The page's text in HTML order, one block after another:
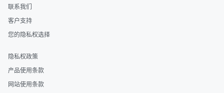
entertainment. All tours include a
knowledgeable, professional guide
offering engaging tidbits and
interactive experiences are included
along the way exclusively to our tours,
联系我们
客户支持
您的隐私权选择
隐私权政策
产品使用条款
网站使用条款